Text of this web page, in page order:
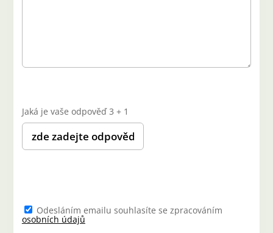
Jaká je vaše odpověď3 +1
Odesláním emailu souhlasíte se zpracováním
osobních údajů